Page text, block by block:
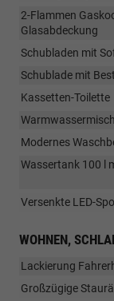
2-Flammen
Glasabdeckung
Schubladen mit
Schublade mit
Kassetten-Toilette
Modernes
Wassertank 100 l
Versenkte LED-
WOHNEN,
Lackierung
Großzügige